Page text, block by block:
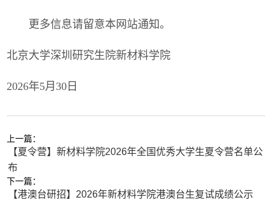
更多信息请留意本网站通知。
北京大学深圳研究生院新材料学院
2026年5月30日
上一篇：
【夏令营】新材料学院2026年全国优秀大学生夏令营名单公
布
下一篇：
【港澳台研招】2026年新材料学院港澳台生复试成绩公示